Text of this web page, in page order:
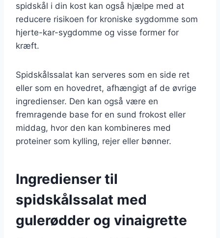
spidskål i din kost kan også hjælpe med at
reducere risikoen for kroniske sygdomme som
hjerte-kar-sygdomme og visse former for
kræft.
Spidskålssalat kan serveres som en side ret
eller som en hovedret, afhængigt af de øvrige
ingredienser. Den kan også være en
fremragende base for en sund frokost eller
middag, hvor den kan kombineres med
proteiner som kylling, rejer eller bønner.
Ingredienser til
spidskålssalat med
gulerødder og vinaigrette